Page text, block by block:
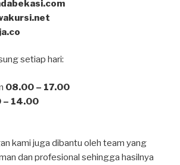
setiap hari:
08.00 – 17.00
– 14.00
kami juga dibantu oleh team yang
dan profesional sehingga hasilnya